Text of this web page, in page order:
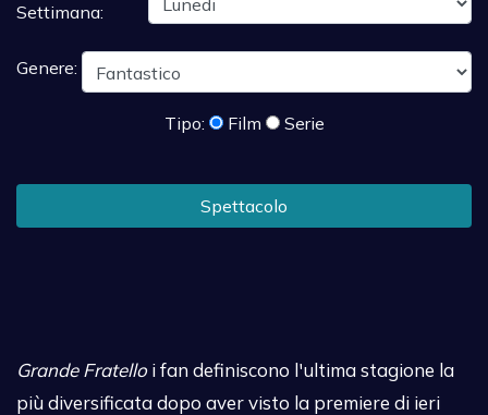
Settimana:
Genere:
Tipo: Film Serie
Spettacolo
Grande Fratelloi fan definiscono l'ultima stagione la
più diversificata dopo aver visto la premiere di ieri